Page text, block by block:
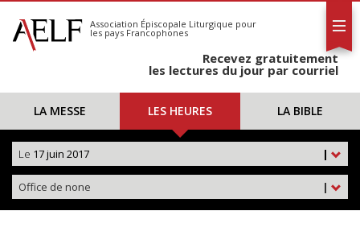
S'abonner
Calendrier
Association Épiscopale Liturgique pour
les pays Francophones
Recevez gratuitement
les lectures du jour par courriel
LA MESSE LES HEURES LA BIBLE
|
Le 17 juin 2017
|
Office de none